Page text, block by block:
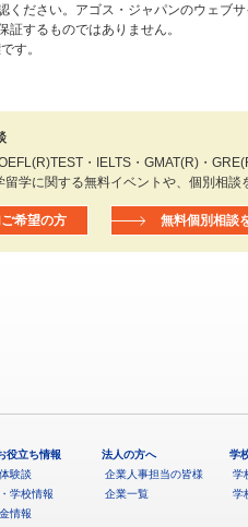
ださい。アゴス・ジャパンのウェブ
するものではありません。
す。
・IELTS・GMAT(R)・
学に関する無料イベントや、個別相談
希望の方 無料個別相談
役立ち情報
験談
学校情報
情報
法人の方へ
企業人事担当の皆様
企業一覧
学
学
学